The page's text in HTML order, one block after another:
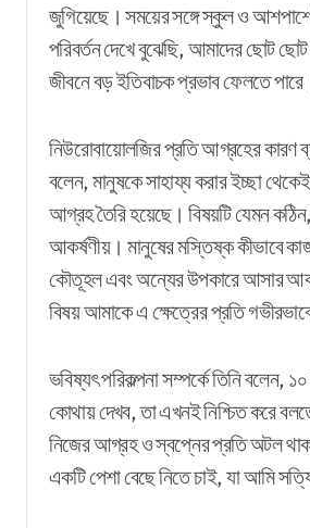
জুগিয়েছে। সময়ের সঙ্গে স্কুল ও
পরিবর্তন দেখে বুঝেছি, আমাদের ছোট
জীবনে বড় ইতিবাচক প্রভাব ফেলতে
নিউরোবায়োলজির প্রতি আগ্রহের কারণ
বলেন, মানুষকে সাহায্য করার ইচ্ছা
আগ্রহ তৈরি হয়েছে। বিষয়টি যেমন
আকর্ষণীয়। মানুষের মস্তিষ্ক কীভাবে
কৌতূহল এবং অন্যের উপকারে আসার
বিষয় আমাকে এ ক্ষেত্রের প্রতি
ভবিষ্যৎ পরিকল্পনা সম্পর্কে তিনি বলেন,
কোথায় দেখব, তা এখনই নিশ্চিত করে
নিজের আগ্রহ ও স্বপ্নের প্রতি অটল
একটি পেশা বেছে নিতে চাই, যা আমি